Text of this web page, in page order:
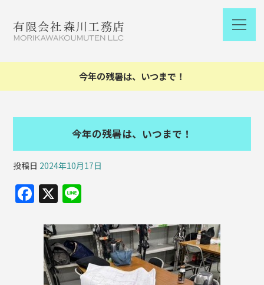
今年の残暑は、いつまで！
今年の残暑は、いつまで！
投稿日 2024年10月17日
F
c
e
b
X
e